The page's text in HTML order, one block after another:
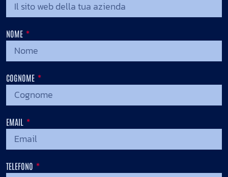
NOME
COGNOME
EMAIL
TELEFONO